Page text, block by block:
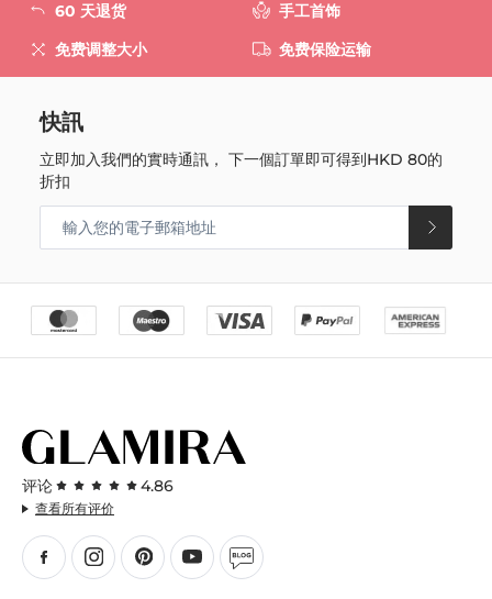
60 天退货
免费调整大小
手工首饰
免费保险运输
快訊
立即加入我們的實時通訊， 下一個訂單即可得到 HKD 80的
折扣
评论 4.86
查看所有评价